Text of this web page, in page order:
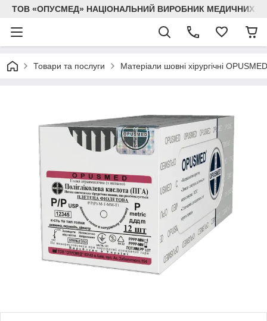
ТОВ «ОПУСМЕД» НАЦІОНАЛЬНИЙ ВИРОБНИК МЕДИЧНИХ
Товари та послуги Матеріали шовні хірургічні OPUSMED